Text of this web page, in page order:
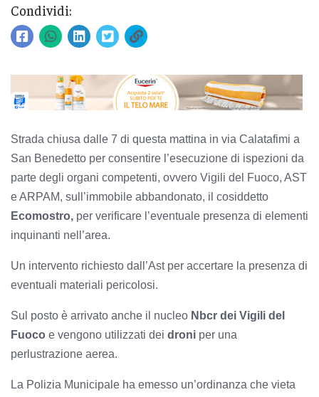
Condividi:
Strada chiusa dalle 7 di questa mattina in via Calatafimi a
San Benedetto per consentire l’esecuzione di ispezioni da
parte degli organi competenti, ovvero Vigili del Fuoco, AST
e ARPAM, sull’immobile abbandonato, il cosiddetto
Ecomostro, per verificare l’eventuale presenza di elementi
inquinanti nell’area.
Un intervento richiesto dall’Ast per accertare la presenza di
eventuali materiali pericolosi.
Sul posto è arrivato anche il nucleo Nbcr dei Vigili del
Fuoco e vengono utilizzati dei droni per una
perlustrazione aerea.
La Polizia Municipale ha emesso un’ordinanza che vieta